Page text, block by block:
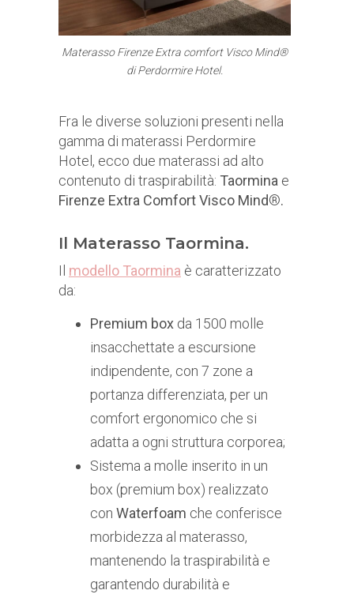
Materasso Firenze Extra comfort Visco Mind®
di Perdormire Hotel.
Fra le diverse soluzioni presenti nella
gamma di materassi Perdormire
Hotel, ecco due materassi ad alto
contenuto di traspirabilità: Taormina e
Firenze Extra Comfort Visco Mind®.
Il Materasso Taormina.
Il modello Taormina è caratterizzato
da:
Premium box da 1500 molle
insacchettate a escursione
indipendente, con 7 zone a
portanza differenziata, per un
comfort ergonomico che si
adatta a ogni struttura corporea;
Sistema a molle inserito in un
box (premium box) realizzato
con Waterfoam che conferisce
morbidezza al materasso,
mantenendo la traspirabilità e
garantendo durabilità e